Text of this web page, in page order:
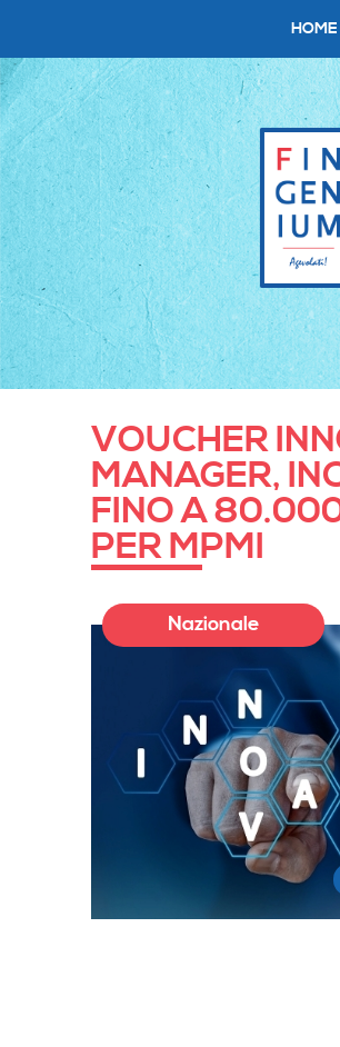
HOME
VOUCHER
MANAGER,
FINO A
PER MPMI
Nazionale